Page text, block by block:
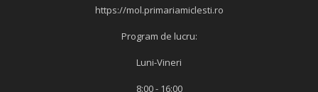
https://mol.primariamiclesti.ro
Program de lucru:
Luni-Vineri
8:00 - 16:00